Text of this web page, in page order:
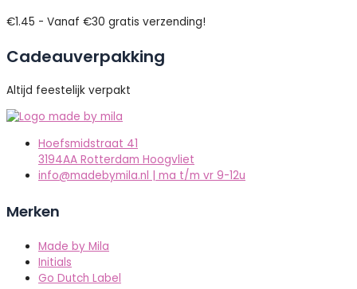
€1.45 - Vanaf €30 gratis verzending!
Cadeauverpakking
Altijd feestelijk verpakt
Hoefsmidstraat 41
3194AA Rotterdam Hoogvliet
info@madebymila.nl | ma t/m vr 9-12u
Merken
Made by Mila
Initials
Go Dutch Label